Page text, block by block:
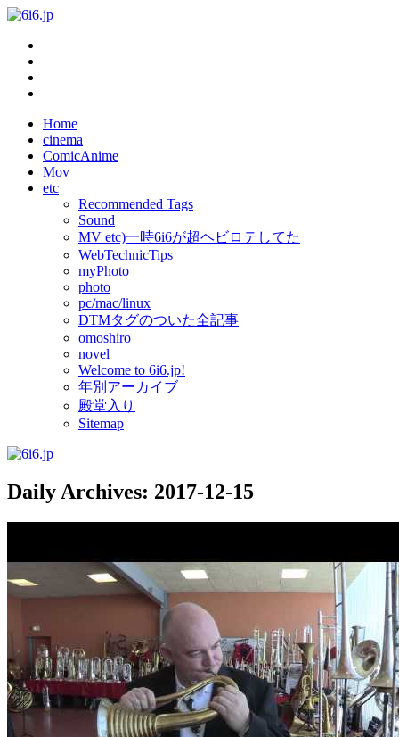
Home
cinema
ComicAnime
Mov
etc
Recommended Tags
Sound
MV etc)一時6i6が超ヘビロテしてた
WebTechnicTips
myPhoto
photo
pc/mac/linux
DTMタグのついた全記事
omoshiro
novel
Welcome to 6i6.jp!
年別アーカイブ
殿堂入り
Sitemap
Daily Archives: 2017-12-15